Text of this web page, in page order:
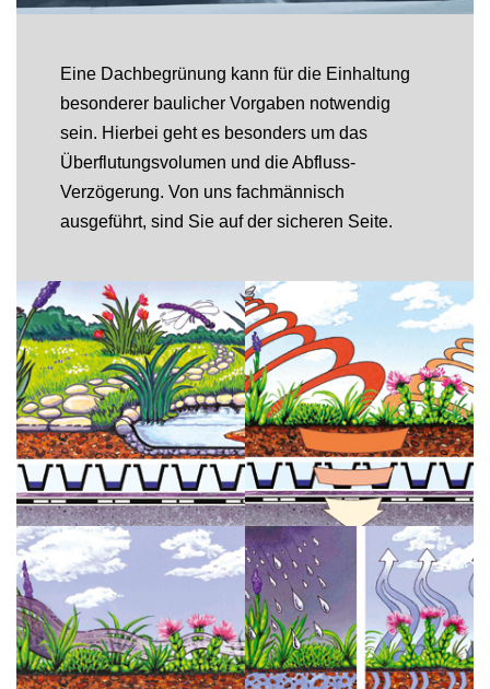
Eine Dachbegrünung kann für die Einhaltung
besonderer baulicher Vorgaben notwendig
sein. Hierbei geht es besonders um das
Überflutungsvolumen und die Abfluss-
Verzögerung. Von uns fachmännisch
ausgeführt, sind Sie auf der sicheren Seite.